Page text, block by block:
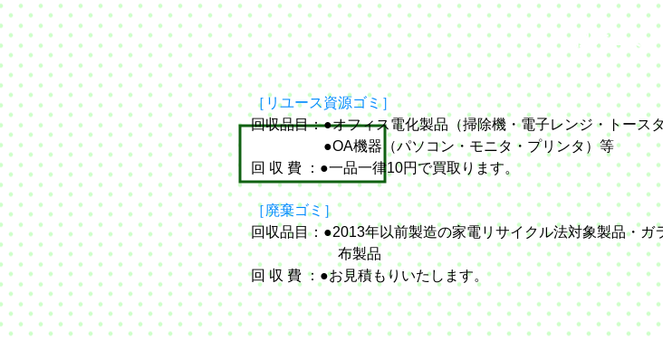
粗大ゴミ
［リユース資源ゴミ］
回収品目：●オフィス電化製品（掃除機・電子レンジ・トース
●OA機器（パソコン・モニタ・プリンタ）等
回 収 費 ：●一品一律10円で買取ります。
［廃棄ゴミ］
回収品目：●2013年以前製造の家電リサイクル法対象製品・ガ
布製品
回 収 費 ：●お見積もりいたします。